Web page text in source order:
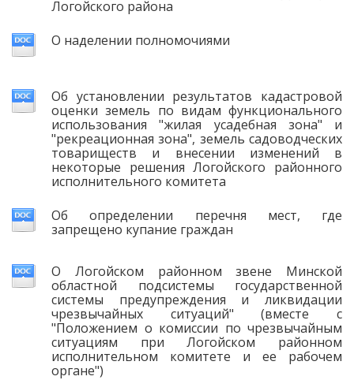
Логойского района
О наделении полномочиями
Об установлении результатов кадастровой
оценки земель по видам функционального
использования "жилая усадебная зона" и
"рекреационная зона", земель садоводческих
товариществ и внесении изменений в
некоторые решения Логойского районного
исполнительного комитета
Об определении перечня мест, где
запрещено купание граждан
О Логойском районном звене Минской
областной подсистемы государственной
системы предупреждения и ликвидации
чрезвычайных ситуаций" (вместе с
"Положением о комиссии по чрезвычайным
ситуациям при Логойском районном
исполнительном комитете и ее рабочем
органе")